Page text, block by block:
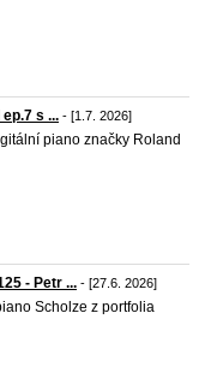
s ... - [1.7. 2026]
piano značky Roland
- Petr ... - [27.6. 2026]
Scholze z portfolia